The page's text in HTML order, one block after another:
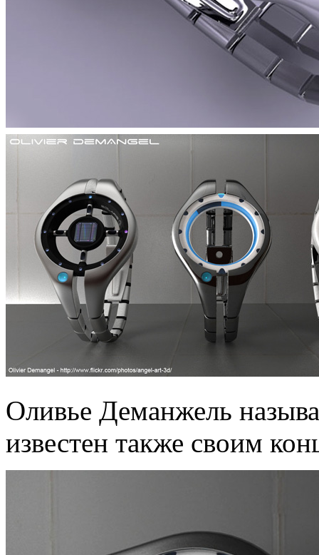
Оливье Деманжель
известен также своим